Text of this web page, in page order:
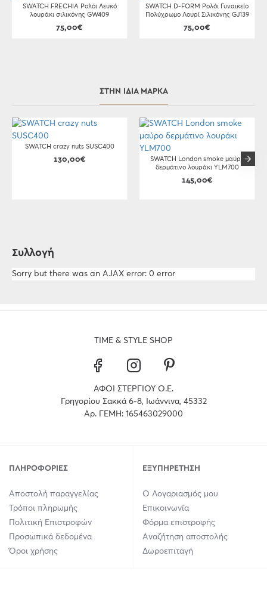
SWATCH FRECHIA Ρολόι Λευκό
λουράκι σιλικόνης GW409
75,00€
SWATCH D-FORM Ρολόι Γυναικείο
Πολύχρωμο Λουρί Σιλικόνης GJ139
75,00€
ΣΤΗΝ ΊΔΙΑ ΜΆΡΚΑ
SWATCH crazy nuts SUSC400
130,00€
SWATCH London smoke μαύρο
δερμάτινο λουράκι YLM700
145,00€
Συλλογή
Sorry but there was an AJAX error: 0 error
TIME & STYLE SHOP
ΑΦΟΙ ΣΤΕΡΓΙΟΥ Ο.Ε.
Γρηγορίου Σακκά 6-8, Ιωάννινα, 45332
Αρ. ΓΕΜΗ: 165463029000
ΠΛΗΡΟΦΟΡΊΕΣ
Αποστολή παραγγελίας
Τρόποι πληρωμής
Πολιτική Επιστροφών
Προσωπικά δεδομένα
Όροι χρήσης
ΕΞΥΠΗΡΈΤΗΣΗ
Ο Λογαριασμός μου
Επικοινωνία
Φόρμα επιστροφής
Αναζήτηση αποστολής
Δωροεπιταγή